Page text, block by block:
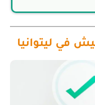
في ليتوانيا